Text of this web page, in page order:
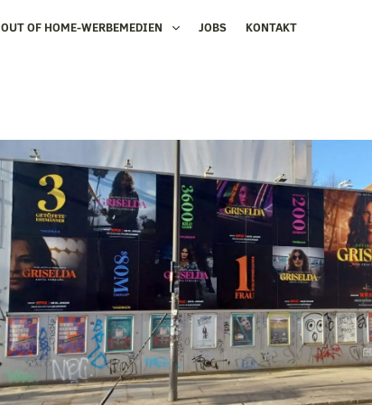
OUT OF HOME-WERBEMEDIEN JOBS KONTAKT